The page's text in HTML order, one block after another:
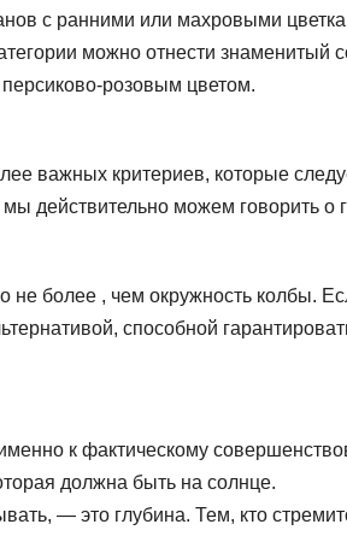
с ранними или махровыми
можно отнести знаменитый
розовым цветом.
важных критериев, которые
действительно можем говорить о
не более , чем окружность колбы.
способной
к фактическому
должна быть на солнце.
— это глубина. Тем, кто